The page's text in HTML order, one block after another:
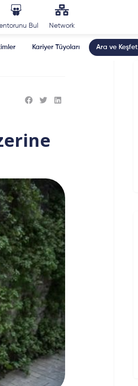
Bul Network
Kariyer Tüyoları Ara ve Keşfet